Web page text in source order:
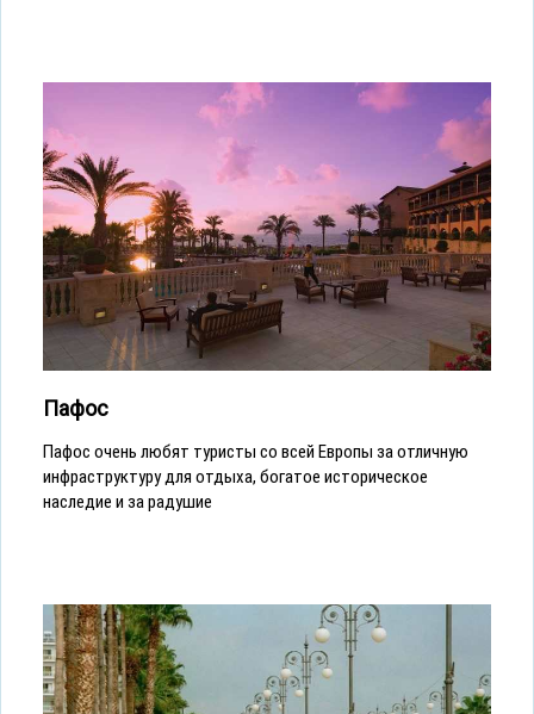
Пафос
Пафос очень любят туристы со всей Европы за отличную
инфраструктуру для отдыха, богатое историческое
наследие и за радушие